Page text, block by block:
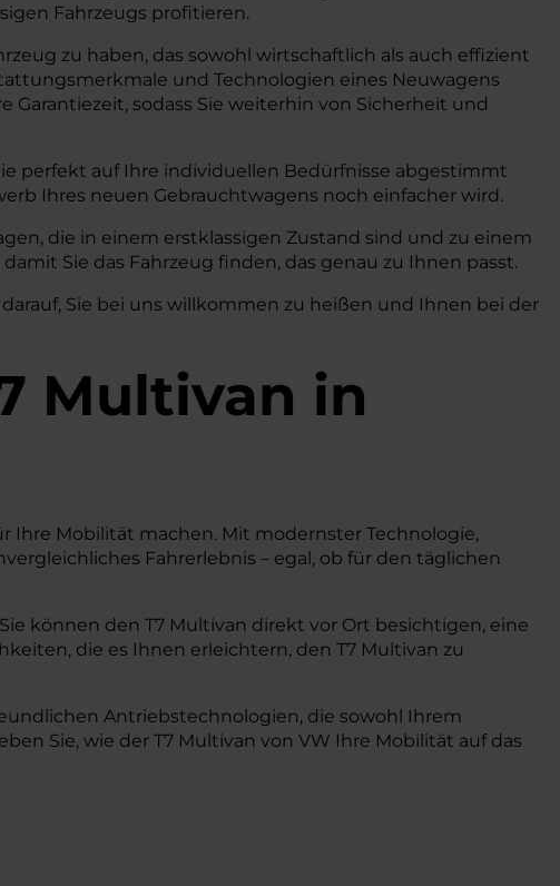
Fahrzeugs profitieren.
zu haben, das sowohl wirtschaftlich als auch effizient
und Technologien eines Neuwagens
sodass Sie weiterhin von Sicherheit und
perfekt auf Ihre individuellen Bedürfnisse abgestimmt
Ihres neuen Gebrauchtwagens noch einfacher wird.
die in einem erstklassigen Zustand sind und zu einem
Sie das Fahrzeug finden, das genau zu Ihnen passt.
Sie bei uns willkommen zu heißen und Ihnen bei der
Multivan in
Ihre Mobilität machen. Mit modernster Technologie,
Fahrerlebnis – egal, ob für den täglichen
können den T7 Multivan direkt vor Ort besichtigen, eine
die es Ihnen erleichtern, den T7 Multivan zu
Antriebstechnologien, die sowohl Ihrem
Sie, wie der T7 Multivan von VW Ihre Mobilität auf das